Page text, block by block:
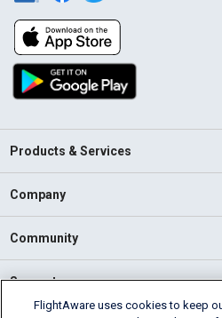
Products & Services
Company
Community
Support
FlightAware uses cookies to keep